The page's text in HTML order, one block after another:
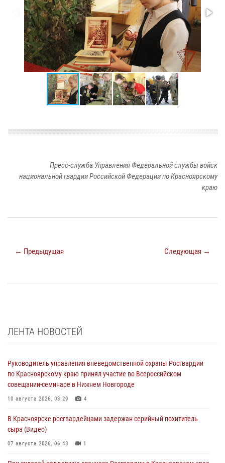
Пресс-служба Управления Федеральной службы войск
национальной гвардии Российской Федерации по Красноярскому
краю
← Предыдущая Следующая →
ЛЕНТА НОВОСТЕЙ
Руководитель управления вневедомственной охраны Росгвардии
по Красноярскому краю принял участие во Всероссийском
совещании-семинаре в Нижнем Новгороде
10 августа 2026, 03:29 4
В Красноярске росгвардейцами задержан серийный похититель
сыра (Видео)
07 августа 2026, 06:43 1